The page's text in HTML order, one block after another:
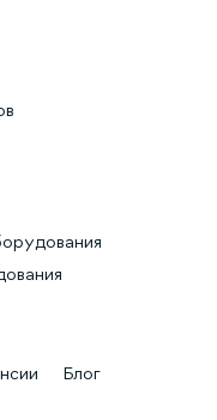
Блог